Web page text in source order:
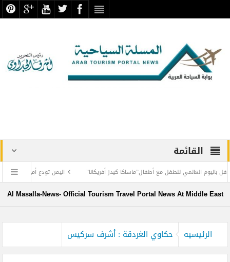
القائمة
للطفل مع أطفال”ماساكا كيدز أفريكانا”
اليمن تودع أمير الشعراء … وشاعر
تسيّر رحلتين مباشرتين يومياً إلى كولومبو أول ديسمبر
المواقع الأثرية
Al Masalla-News- Official Tourism Travel Portal News At Middle East
الرئيسيه حكاوي الغردقة : أشرف سركيس